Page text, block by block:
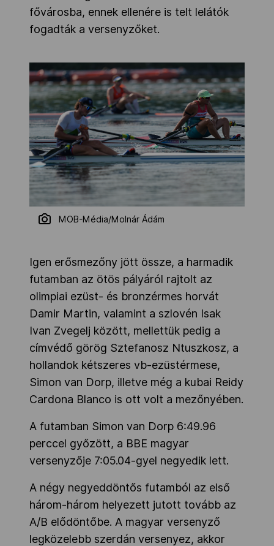
fővárosba, ennek ellenére is telt lelátók
fogadták a versenyzőket.
MOB-Média/Molnár Ádám
Igen erősmezőny jött össze, a harmadik
futamban az ötös pályáról rajtolt az
olimpiai ezüst- és bronzérmes horvát
Damir Martin, valamint a szlovén Isak
Ivan Zvegelj között, mellettük pedig a
címvédő görög Sztefanosz Ntuszkosz, a
hollandok kétszeres vb-ezüstérmese,
Simon van Dorp, illetve még a kubai Reidy
Cardona Blanco is ott volt a mezőnyében.
A futamban Simon van Dorp 6:49.96
perccel győzött, a BBE magyar
versenyzője 7:05.04-gyel negyedik lett.
A négy negyeddöntős futamból az első
három-három helyezett jutott tovább az
A/B elődöntőbe. A magyar versenyző
legközelebb szerdán versenyez, akkor